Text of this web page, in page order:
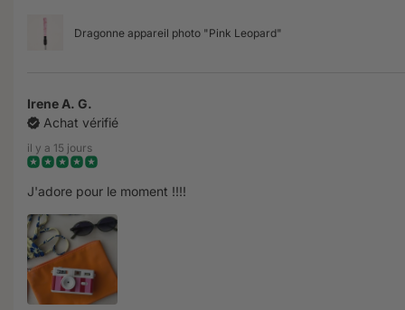
Dragonne appareil photo "Pink Leopard"
Irene A. G.
Achat vérifié
il y a 15 jours
J'adore pour le moment !!!!